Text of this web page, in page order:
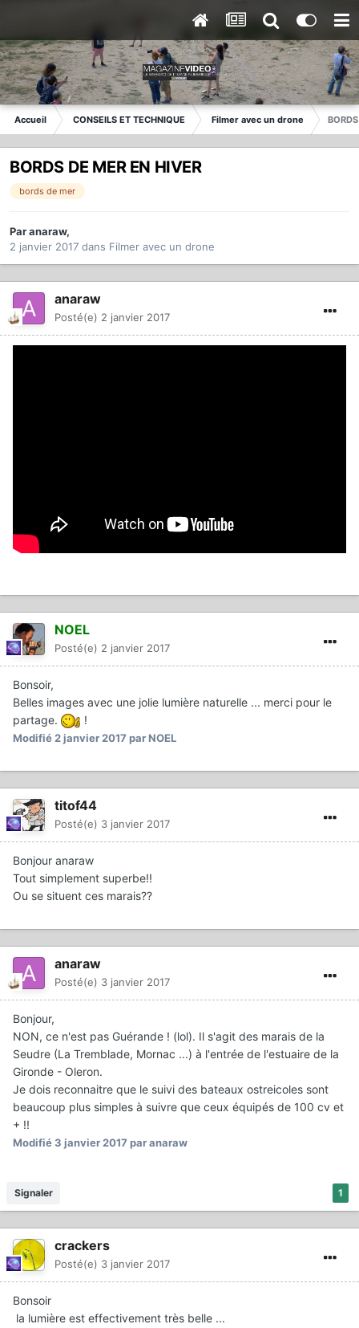
Accueil CONSEILS ET TECHNIQUE Filmer avec un drone
BORDS DE MER EN HIVER
bords de mer
Paranaraw,
2 janvier 2017 dans Filmer avec un drone
anaraw
Posté(e) 2 janvier 2017
NOEL
Posté(e) 2 janvier 2017
Bonsoir,
Belles images avec une jolie lumière naturelle ... merci pour le
partage.
!
Modifié2 janvier 2017 par NOEL
titof44
Posté(e) 3 janvier 2017
Bonjour anaraw
Tout simplement superbe!!
Ou se situent ces marais??
anaraw
Posté(e) 3 janvier 2017
Bonjour,
NON, ce n'est pas Guérande ! (lol). Il s'agit des marais de la
Seudre (La Tremblade, Mornac ...) à l'entrée de l'estuaire de la
Gironde - Oleron.
Je dois reconnaitre que le suivi des bateaux ostreicoles sont
beaucoup plus simples à suivre que ceux équipés de 100 cv et
+ !!
Modifié3 janvier 2017 par anaraw
1
Signaler
crackers
Posté(e) 3 janvier 2017
Bonsoir
la lumière est effectivement très belle ...